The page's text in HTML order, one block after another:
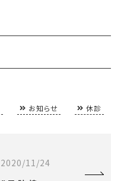
お知らせ 休診
2020/11/24